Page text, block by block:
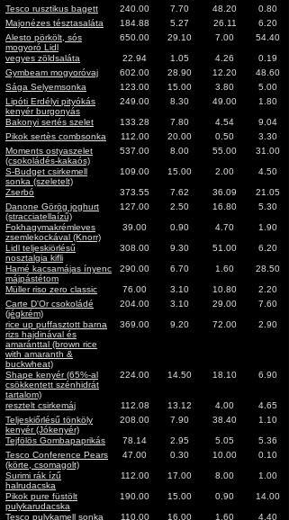
Tesco rusztikus bagett
240.00 7.70 48.20
0.80
Majonézes tésztasaláta
184.88 5.27 26.11
6.20
Alesto pörkölt, sós
mogyoró Lidl
650.00 29.10 7.00 54.40
vegyes zöldsaláta 22.94 1.05 4.26
0.19
Gymbeam mogyoróvaj
602.00 28.90 12.20
48.60
Sága Selyemsonka
123.00 15.00 3.80
5.00
Lipóti Erdélyi pityókás
kenyér burgonyás
249.00 8.30 49.00 1.80
Bakonyi sertés szelet 133.28 7.80 4.54
9.04
Pikok sertès combsonka
112.00 20.00 0.50
3.30
Moments ostyaszelet
(csokoládés-kakaós)
537.00 8.00 55.00 31.00
S-Budget csirkemell
sonka (szeletelt)
109.00 15.00 2.00 4.50
Zserbó 373.55 7.62 36.09
21.05
Danone Görög joghurt
(stracciatellaízű)
127.00 2.50 16.80 5.30
Fokhagymakrémleves
zsemlekockával (Knorr)
39.00 0.90 4.70 1.90
Lidl teljeskiörlésű
nosztalgia kifli
308.00 9.30 51.00 6.20
Hamé kacsamájas ínyenc
májpástétom
290.00 6.70 1.60 28.50
Müller riso zero classic 76.00 3.10 10.80
2.20
Carte D'Or csokoládé
(jégkrém)
204.00 3.10 29.00 7.60
rice up puffasztott barna
rizs hajdinával és
amaránttal (brown rice
with amaranth &
buckwheat)
369.00 9.20 72.00 2.90
Shape kenyér (65%-al
csökkentett szénhidrát
tartalom)
224.00 14.50 18.10 6.90
resztelt csirkemáj 112.08 13.12 4.00
4.65
Teljeskiőrlésű tönköly
kenyér (Jókenyér)
208.00 7.90 38.40 1.10
Tejfölös Gombapaprikás 78.14 2.95 5.05
5.36
Tesco Conference Pears
(körte, csomagolt)
47.00 0.30 10.00 0.10
Surimi rák ízű
halrudacska
112.00 17.00 8.00 1.00
Pikok pure füstölt
pulykarudacska
190.00 15.00 0.90 14.00
Tesco pulykamell sonka 110.00 16.00 1.60
4.40